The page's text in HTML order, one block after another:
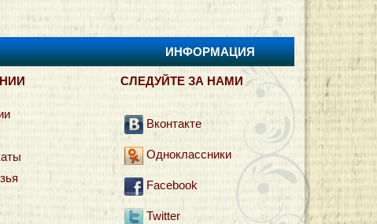
ИНФОРМАЦИЯ
СЛЕДУЙТЕ ЗА НАМИ
Вконтакте
Одноклассники
Facebook
Twitter